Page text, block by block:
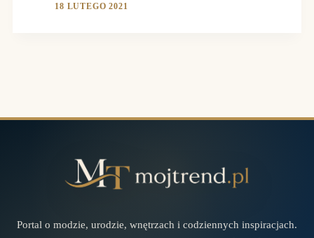
18 LUTEGO 2021
Portal o modzie, urodzie, wnętrzach i codziennych inspiracjach.